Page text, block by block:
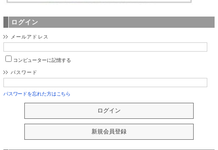
ログイン
メールアドレス
コンピューターに記憶する
パスワード
パスワードを忘れた方はこちら